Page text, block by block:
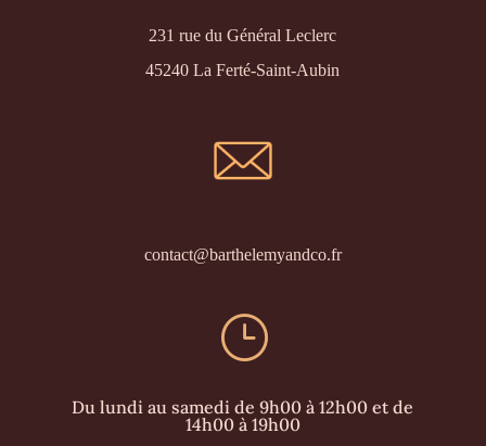
231 rue du Général Leclerc
45240 La Ferté-Saint-Aubin
contact@barthelemyandco.fr
}
Du lundi au samedi de 9h00 à 12h00 et de
14h00 à 19h00